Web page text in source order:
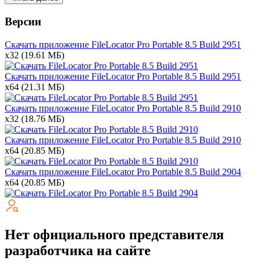
Версии
Скачать приложение FileLocator Pro Portable 8.5 Build 2951
x32 (19.61 МБ)
Скачать приложение FileLocator Pro Portable 8.5 Build 2951
x64 (21.31 МБ)
Скачать приложение FileLocator Pro Portable 8.5 Build 2910
x32 (18.76 МБ)
Скачать приложение FileLocator Pro Portable 8.5 Build 2910
x64 (20.85 МБ)
Скачать приложение FileLocator Pro Portable 8.5 Build 2904
x64 (20.85 МБ)
Нет официального представителя
разработчика на сайте